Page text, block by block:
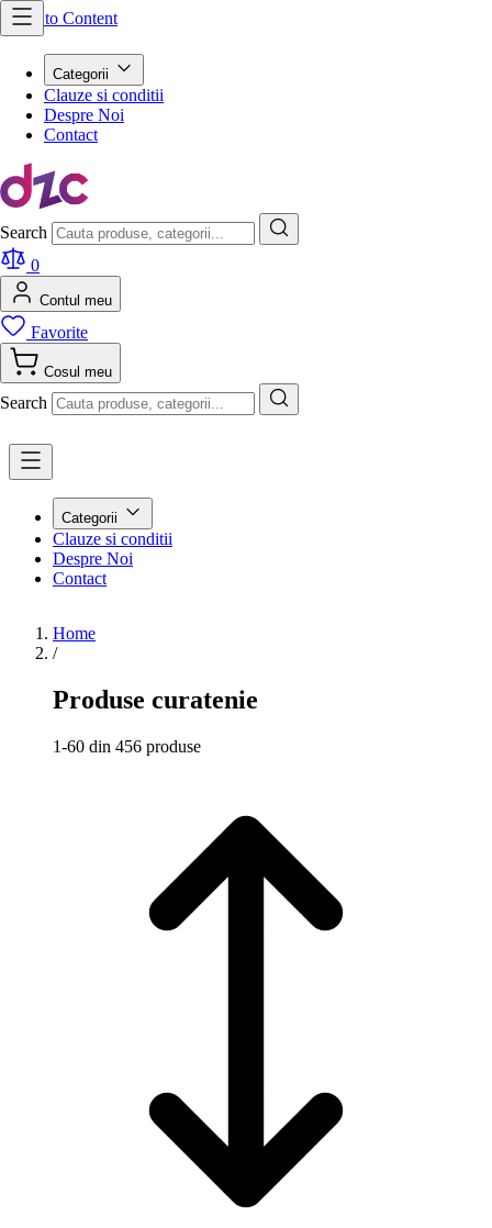
Skip to Content
Categorii
Clauze si conditii
Despre Noi
Contact
Search
0
Contul meu
Favorite
Cosul meu
Search
Categorii
Clauze si conditii
Despre Noi
Contact
Home
/
Produse curatenie
1-60 din 456 produse